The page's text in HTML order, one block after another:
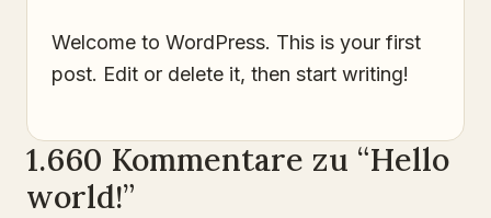
Welcome to WordPress. This is your first
post. Edit or delete it, then start writing!
1.660 Kommentare zu “Hello
world!”